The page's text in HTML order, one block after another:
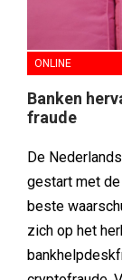
ONLINE
Banken
fraude
De
gestart met
beste
zich op het